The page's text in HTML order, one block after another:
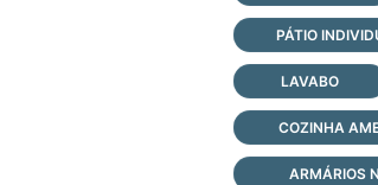
PÁTIO
LAVABO
COZINHA
ARMÁRIOS